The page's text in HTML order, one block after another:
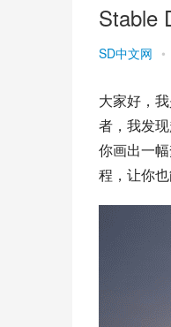
Stable
SD中文网 •
大家好，
者，我发
你画出一
程，让你